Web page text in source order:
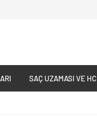
SAÇ UZAMASI VE HC